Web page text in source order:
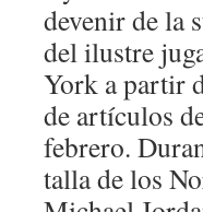
devenir de la
del ilustre
York a partir
de artículos
febrero.
talla de los